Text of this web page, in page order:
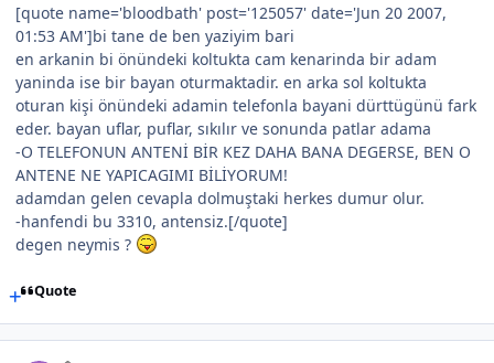
[quote name='bloodbath' post='125057' date='Jun 20 2007,
01:53 AM']bi tane de ben yaziyim bari
en arkanin bi önündeki koltukta cam kenarinda bir adam
yaninda ise bir bayan oturmaktadir. en arka sol koltukta
oturan kişi önündeki adamin telefonla bayani dürttügünü fark
eder. bayan uflar, puflar, sıkılır ve sonunda patlar adama
-O TELEFONUN ANTENİ BİR KEZ DAHA BANA DEGERSE, BEN O
ANTENE NE YAPICAGIMI BİLİYORUM!
adamdan gelen cevapla dolmuştaki herkes dumur olur.
-hanfendi bu 3310, antensiz.[/quote]
degen neymis ?
Quote